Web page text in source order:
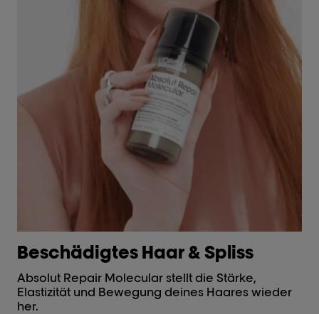
Beschädigtes Haar & Spliss
Absolut Repair Molecular stellt die Stärke,
Elastizität und Bewegung deines Haares wieder
her.